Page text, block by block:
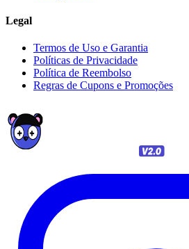
Legal
Termos de Uso e Garantia
Políticas de Privacidade
Política de Reembolso
Regras de Cupons e Promoções